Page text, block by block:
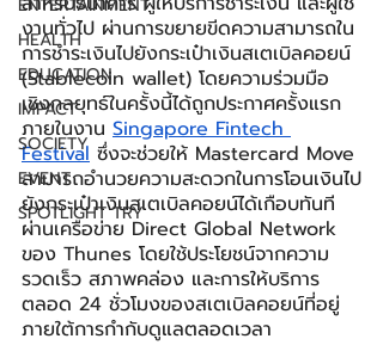
ENTERTAINMENT
HEALTH
EDUCATION
IMPACT
SOCIETY
EVENT
SPOTLIGHT TRY
งานทั่วไป ผ่านการขยายขีดความสามารถใน
การชำระเงินไปยังกระเป๋าเงินสเตเบิลคอยน์
(Stablecoin wallet) โดยความร่วมมือ
เชิงกลยุทธ์ในครั้งนี้ได้ถูกประกาศครั้งแรก
ภายในงาน Singapore Fintech
Festival ซึ่งจะช่วยให้ Mastercard Move
สามารถอำนวยความสะดวกในการโอนเงินไป
ยังกระเป๋าเงินสเตเบิลคอยน์ได้เกือบทันที
ผ่านเครือข่าย Direct Global Network
ของ Thunes โดยใช้ประโยชน์จากความ
รวดเร็ว สภาพคล่อง และการให้บริการ
ตลอด 24 ชั่วโมงของสเตเบิลคอยน์ที่อยู่
ภายใต้การกำกับดูแลตลอดเวลา